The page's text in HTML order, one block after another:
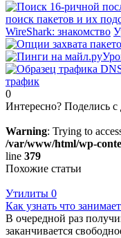
поиск пакетов и их
WireShark: знакомство
трафик
0
Интересно? Поделись с
Warning: Trying to
/var/www/html/wp-
line 379
Похожие статьи
Утилиты 0
Как узнать что
В очередной раз
заканчивается